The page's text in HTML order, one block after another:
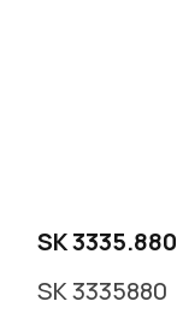
SK 3335.880
SK 3335880